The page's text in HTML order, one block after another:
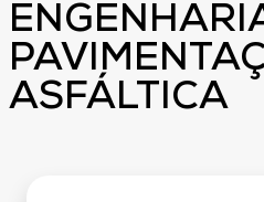
ASFÁLTICA